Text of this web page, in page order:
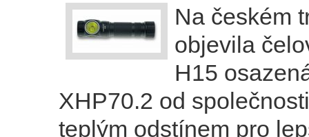
Na českém
objevila
H15
XHP70.2 od
teplým odstínem pro